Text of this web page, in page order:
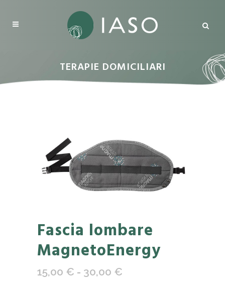
TERAPIE DOMICILIARI
Fascia lombare
MagnetoEnergy
15,00 € - 30,00 €